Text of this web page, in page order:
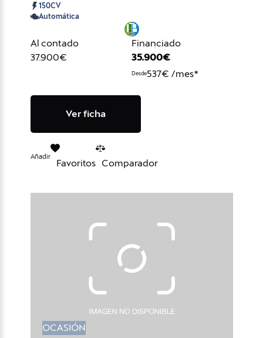
150CV
Automática
Al contado
37.900€
Financiado
35.900€
Desde537€ /mes*
Ver ficha
Añadir
Favoritos Comparador
OCASIÓN